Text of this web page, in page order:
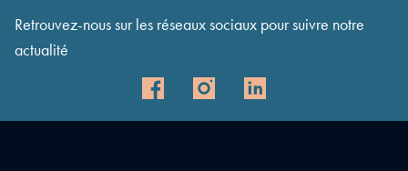
Retrouvez-nous sur les réseaux sociaux pour suivre notre
actualité